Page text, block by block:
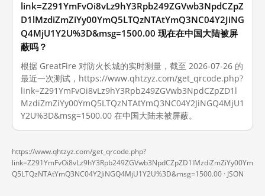
link=Z291YmFvOi8vLz9hY3Rpb249ZGVwb3NpdCZpZ
D1lMzdiZmZiYy00YmQ5LTQzNTAtYmQ3NC04Y2JiNG
Q4MjU1Y2U%3D&msg=1500.00 现在在中国大陆被屏
蔽吗？
根据 GreatFire 对防火长城的实时测量，截至 2026-07-26 的
最近一次测试，https://www.qhtzyz.com/get_qrcode.php?
link=Z291YmFvOi8vLz9hY3Rpb249ZGVwb3NpdCZpZD1l
MzdiZmZiYy00YmQ5LTQzNTAtYmQ3NC04Y2JiNGQ4MjU1
Y2U%3D&msg=1500.00 在中国大陆未被屏蔽。
https://www.qhtzyz.com/get_qrcode.php?
link=Z291YmFvOi8vLz9hY3Rpb249ZGVwb3NpdCZpZD1lMzdiZmZiYy00Ym
Q5LTQzNTAtYmQ3NC04Y2JiNGQ4MjU1Y2U%3D&msg=1500.00 · JSON